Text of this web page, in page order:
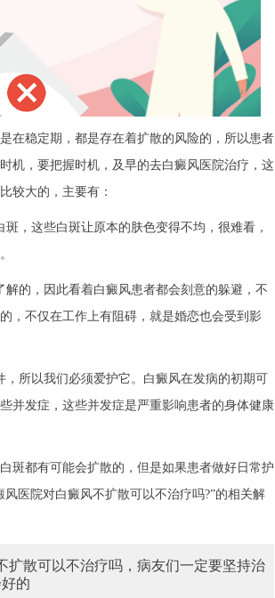
稳定期，都是存在着扩散的风险的，所以患者
机，要把握时机，及早的去白癜风医院治疗，这
较大的，主要有：
这些白斑让原本的肤色变得不均，很难看，
的，因此看着白癜风患者都会刻意的躲避，不
，不仅在工作上有阻碍，就是婚恋也会受到影
所以我们必须爱护它。白癜风在发病的初期可
并发症，这些并发症是严重影响患者的身体健康
都有可能会扩散的，但是如果患者做好日常护
医院对白癜风不扩散可以不治疗吗?”的相关解
扩散可以不治疗吗，病友们一定要坚持治
的